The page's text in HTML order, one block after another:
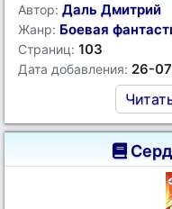
Автор: Даль Дмитрий
Жанр: Боевая
Страниц: 103
Дата добавления: 26-